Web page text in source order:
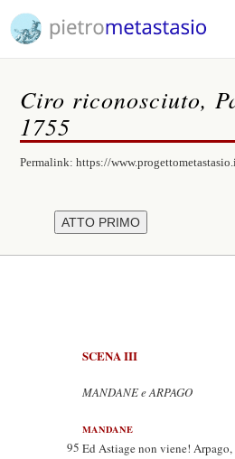
Ciro riconosciuto,
1755
Permalink:https://
SCENA III
MANDANE e ARPAGO
MANDANE
95 Ed Astiage non viene!